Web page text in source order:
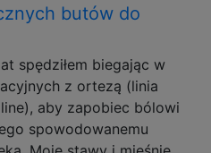
butów do
spędziłem biegając w
z ortezą (linia
aby zapobiec bólowi
spowodowanemu